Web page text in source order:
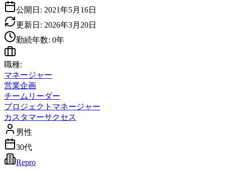
公開日: 2021年5月16日
更新日: 2026年3月20日
勤続年数: 0年
職種:
マネージャー
営業企画
チームリーダー
プロジェクトマネージャー
カスタマーサクセス
男性
30代
Repro